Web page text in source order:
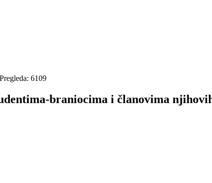
Pregleda: 6109
braniocima i članovima